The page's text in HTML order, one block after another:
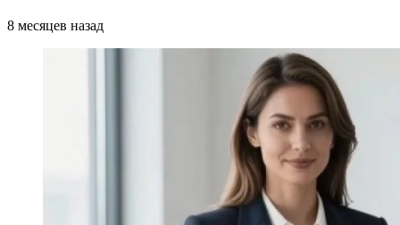
8 месяцев назад